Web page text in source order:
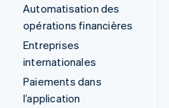
Automatisation des
opérations financières
Entreprises
internationales
Paiements dans
l’application